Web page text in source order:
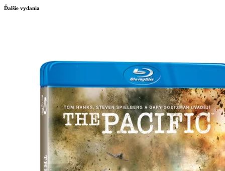
Ďalšie vydania